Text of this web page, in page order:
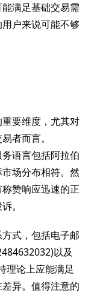
满足基础交易需
户来说可能不够
要维度，尤其对
者而言。
语言包括阿拉伯
场分布相符。然
称赞响应迅速的正
。
式，包括电子邮
以及
理论上应能满足
异。值得注意的